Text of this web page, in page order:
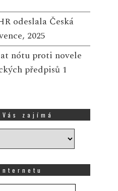
odeslala Česká
2025
nótu proti novele
předpisů 1
zajímá